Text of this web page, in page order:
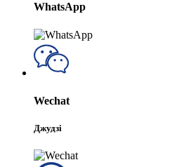
WhatsApp
Wechat
Джудзі